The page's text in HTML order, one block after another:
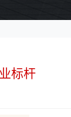
标杆